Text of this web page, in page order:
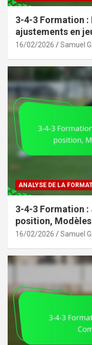
3-4-3 Formation
ajustements en
16/02/2026 Samuel
ANALYSE DE LA
3-4-3 Formation
position,
16/02/2026 Samuel